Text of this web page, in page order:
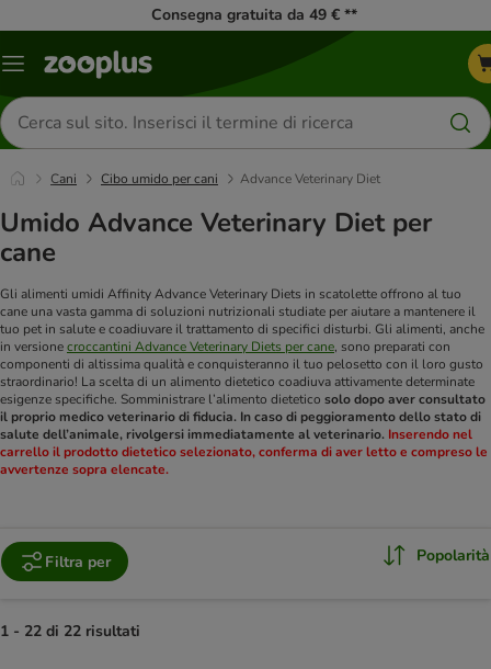
Consegna gratuita da 49 € **
Overview
Cerca
prodotti
Cani Cibo umido per cani Advance Veterinary Diet
Umido Advance Veterinary Diet per
cane
Gli alimenti umidi Affinity Advance Veterinary Diets in scatolette offrono al tuo
cane una vasta gamma di soluzioni nutrizionali studiate per aiutare a mantenere il
tuo pet in salute e coadiuvare il trattamento di specifici disturbi. Gli alimenti, anche
in versionecroccantini Advance Veterinary Diets per cane, sono preparati con
componenti di altissima qualità e conquisteranno il tuo pelosetto con il loro gusto
straordinario! La scelta di un alimento dietetico coadiuva attivamente determinate
esigenze specifiche. Somministrare l’alimento dietetico solo dopo aver consultato
il proprio medico veterinario di fiducia. In caso di peggioramento dello stato di
salute dell’animale, rivolgersi immediatamente al veterinario. Inserendo nel
carrello il prodotto dietetico selezionato, conferma di aver letto e compreso le
avvertenze sopra elencate.
Filtra per Popolarità
1 - 22 di 22 risultati